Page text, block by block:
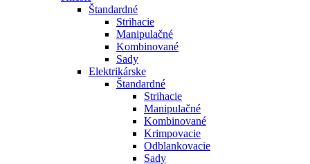
Štandardné
Strihacie
Manipulačné
Kombinované
Sady
Elektrikárske
Štandardné
Strihacie
Manipulačné
Kombinované
Krimpovacie
Odblankovacie
Sady